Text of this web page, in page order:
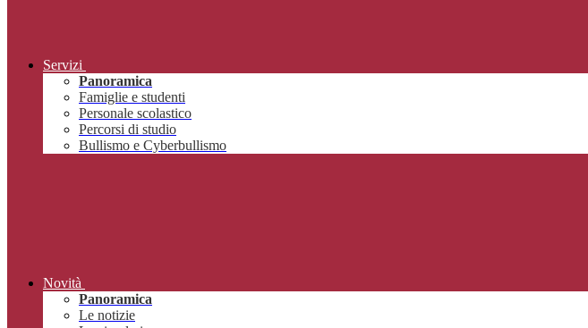
Servizi
Panoramica
Famiglie e studenti
Personale scolastico
Percorsi di studio
Bullismo e Cyberbullismo
Novità
Panoramica
Le notizie